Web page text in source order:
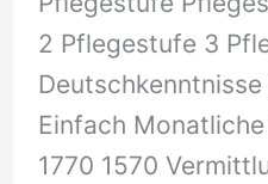
2 Pflegestufe 3
Einfach
1770 1570